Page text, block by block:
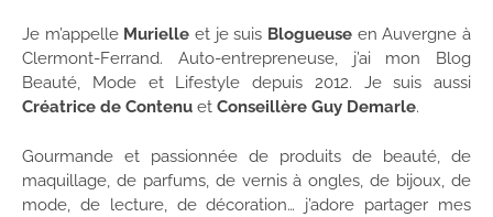
Je m’appelle Murielle et je suis Blogueuse en Auvergne à
Clermont-Ferrand. Auto-entrepreneuse, j’ai mon Blog
Beauté, Mode et Lifestyle depuis 2012. Je suis aussi
Créatrice de Contenu et Conseillère Guy Demarle.
Gourmande et passionnée de produits de beauté, de
maquillage, de parfums, de vernis à ongles, de bijoux, de
mode, de lecture, de décoration… j’adore partager mes